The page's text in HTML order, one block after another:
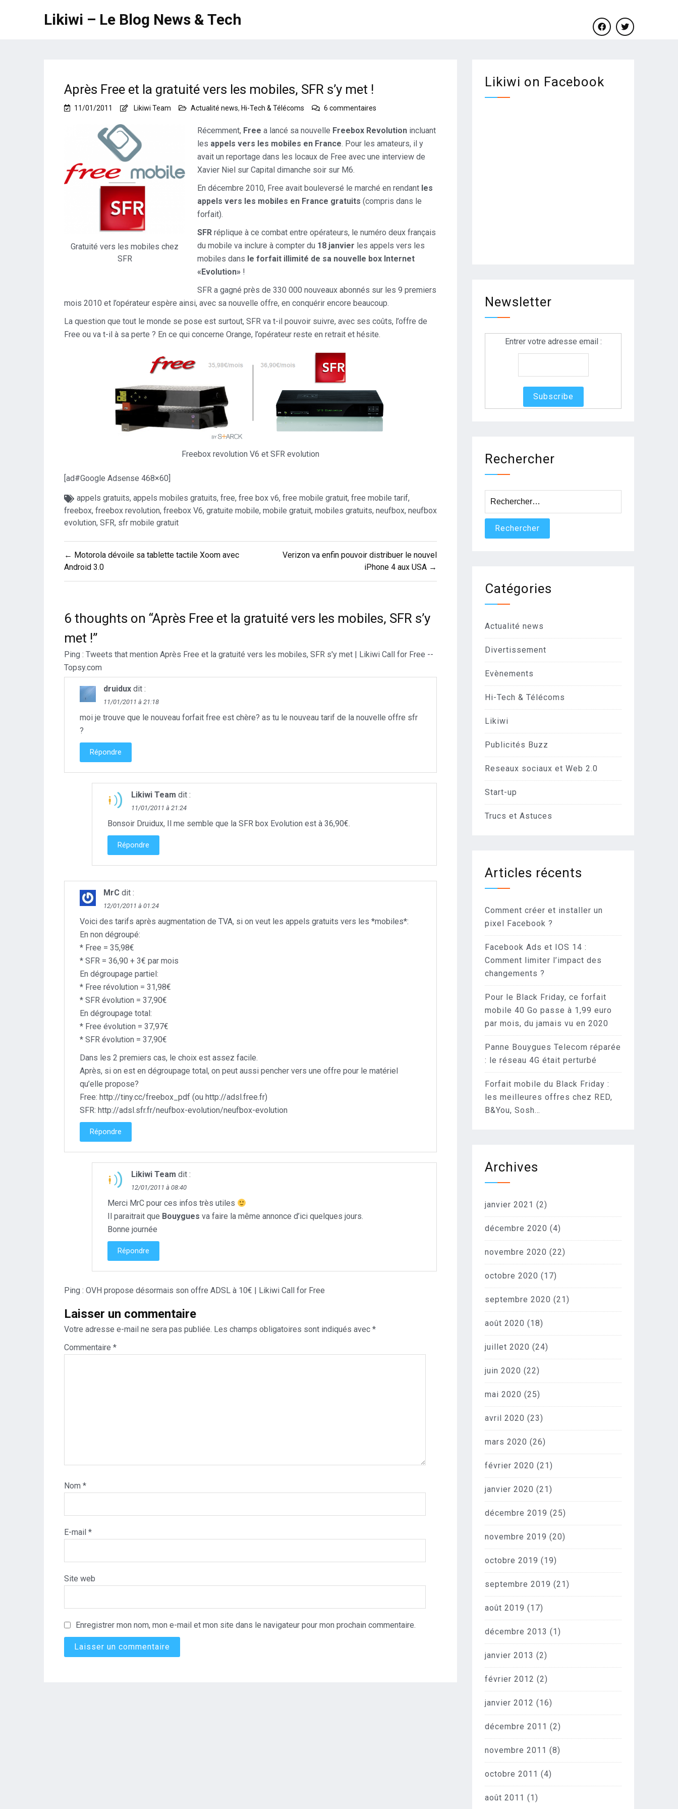
Likiwi – Le Blog News & Tech
facebooktwitter
Après Free et la gratuité vers les mobiles, SFR s’y met !
11/01/2011 Likiwi Team Actualité news, Hi-Tech & Télécoms 6 commentaires
Free
la
gratuité
mobiles,
SFR
!
Gratuité vers les mobiles chez
SFR
Récemment, Free a lancé sa nouvelle Freebox Revolution incluant
les appels vers les mobiles en France. Pour les amateurs, il y
avait un reportage dans les locaux de Free avec une interview de
Xavier Niel sur Capital dimanche soir sur M6.
En décembre 2010, Free avait bouleversé le marché en rendant les
appels vers les mobiles en France gratuits (compris dans le
forfait).
SFR réplique à ce combat entre opérateurs, le numéro deux français
du mobile va inclure à compter du 18 janvier les appels vers les
mobiles dans le forfait illimité de sa nouvelle box Internet
«Evolution» !
SFR a gagné près de 330 000 nouveaux abonnés sur les 9 premiers
mois 2010 et l’opérateur espère ainsi, avec sa nouvelle offre, en conquérir encore beaucoup.
La question que tout le monde se pose est surtout, SFR va t-il pouvoir suivre, avec ses coûts, l’offre de
Free ou va t-il à sa perte ? En ce qui concerne Orange, l’opérateur reste en retrait et hésite.
Freebox revolution V6 et SFR evolution
[ad#Google Adsense 468×60]
appels gratuits, appels mobiles gratuits, free, free box v6, free mobile gratuit, free mobile tarif,
freebox, freebox revolution, freebox V6, gratuite mobile, mobile gratuit, mobiles gratuits, neufbox, neufbox
evolution, SFR, sfr mobile gratuit
Navigation
de
← Motorola dévoile sa tablette tactile Xoom avec
Android 3.0
Verizon va enfin pouvoir distribuer le nouvel
iPhone 4 aux USA →
6 thoughts on “Après Free et la gratuité vers les mobiles, SFR s’y
met !”
Ping : Tweets that mention Après Free et la gratuité vers les mobiles, SFR s'y met | Likiwi Call for Free --
Topsy.com
druidux dit :
11/01/2011 à 21:18
moi je trouve que le nouveau forfait free est chère? as tu le nouveau tarif de la nouvelle offre sfr
?
Répondre
Likiwi Team dit :
11/01/2011 à 21:24
Bonsoir Druidux, Il me semble que la SFR box Evolution est à 36,90€.
Répondre
MrC dit :
12/01/2011 à 01:24
Voici des tarifs après augmentation de TVA, si on veut les appels gratuits vers les *mobiles*:
En non dégroupé:
* Free = 35,98€
* SFR = 36,90 + 3€ par mois
En dégroupage partiel:
* Free révolution = 31,98€
* SFR évolution = 37,90€
En dégroupage total:
* Free évolution = 37,97€
* SFR évolution = 37,90€
Dans les 2 premiers cas, le choix est assez facile.
Après, si on est en dégroupage total, on peut aussi pencher vers une offre pour le matériel
qu’elle propose?
Free: http://tiny.cc/freebox_pdf (ou http://adsl.free.fr)
SFR: http://adsl.sfr.fr/neufbox-evolution/neufbox-evolution
Répondre
Likiwi Team dit :
12/01/2011 à 08:40
Merci MrC pour ces infos très utiles
Il paraitrait que Bouygues va faire la même annonce d’ici quelques jours.
Bonne journée
Répondre
Ping : OVH propose désormais son offre ADSL à 10€ | Likiwi Call for Free
Laisser un commentaire
Votre adresse e-mail ne sera pas publiée. Les champs obligatoires sont indiqués avec *
Commentaire *
Nom *
E-mail *
Site web
Enregistrer mon nom, mon e-mail et mon site dans le navigateur pour mon prochain commentaire.
Likiwi on Facebook
Newsletter
Entrer votre adresse email :
Rechercher
Catégories
Actualité news
Divertissement
Evènements
Hi-Tech & Télécoms
Likiwi
Publicités Buzz
Reseaux sociaux et Web 2.0
Start-up
Trucs et Astuces
Articles récents
Comment créer et installer un
pixel Facebook ?
Facebook Ads et IOS 14 :
Comment limiter l’impact des
changements ?
Pour le Black Friday, ce forfait
mobile 40 Go passe à 1,99 euro
par mois, du jamais vu en 2020
Panne Bouygues Telecom réparée
: le réseau 4G était perturbé
Forfait mobile du Black Friday :
les meilleures offres chez RED,
B&You, Sosh…
Archives
janvier 2021 (2)
décembre 2020 (4)
novembre 2020 (22)
octobre 2020 (17)
septembre 2020 (21)
août 2020 (18)
juillet 2020 (24)
juin 2020 (22)
mai 2020 (25)
avril 2020 (23)
mars 2020 (26)
février 2020 (21)
janvier 2020 (21)
décembre 2019 (25)
novembre 2019 (20)
octobre 2019 (19)
septembre 2019 (21)
août 2019 (17)
décembre 2013 (1)
janvier 2013 (2)
février 2012 (2)
janvier 2012 (16)
décembre 2011 (2)
novembre 2011 (8)
octobre 2011 (4)
août 2011 (1)